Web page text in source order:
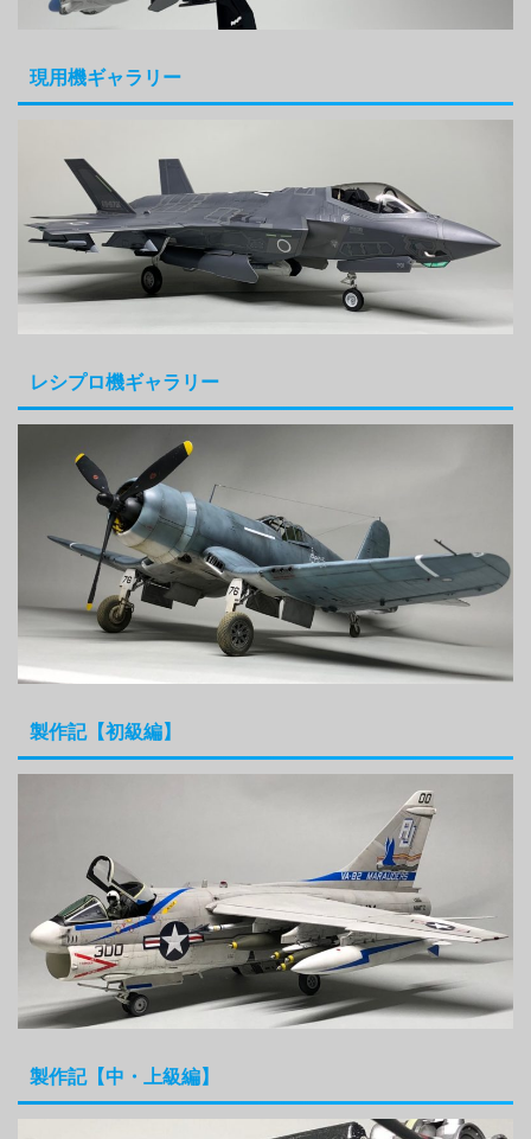
現用機ギャラリー
レシプロ機ギャラリー
製作記【初級編】
製作記【中・上級編】